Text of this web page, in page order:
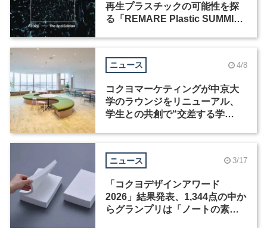
再生プラスチックの可能性を探
る「REMARE Plastic SUMMIT
ニュース 4/8
コクヨマーケティングが中京大
学のラウンジをリニューアル、
学生との共創で“交差する学
ニュース 3/17
「コクヨデザインアワード
2026」結果発表、1,344点の中か
らグランプリは「ノートの素」